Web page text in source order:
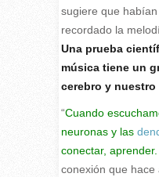
sugiere que
recordado la
Una prueba
música tiene un
cerebro y nuestro
“Cuando
neuronas y las
conectar, aprender.
conexión que hace